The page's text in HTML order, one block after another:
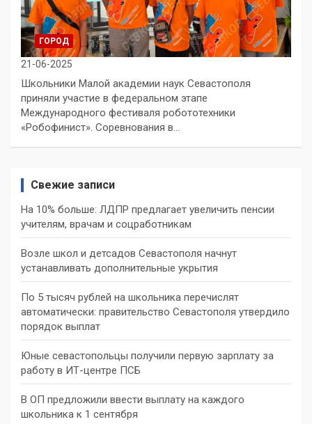
ГОРОД
21-06-2025
Школьники Малой академии наук Севастополя
приняли участие в федеральном этапе
Международного фестиваля робототехники
«Робофинист». Соревнования в…
Свежие записи
На 10% больше: ЛДПР предлагает увеличить пенсии
учителям, врачам и соцработникам
Возле школ и детсадов Севастополя начнут
устанавливать дополнительные укрытия
По 5 тысяч рублей на школьника перечислят
автоматически: правительство Севастополя утвердило
порядок выплат
Юные севастопольцы получили первую зарплату за
работу в ИТ-центре ПСБ
В ОП предложили ввести выплату на каждого
школьника к 1 сентября